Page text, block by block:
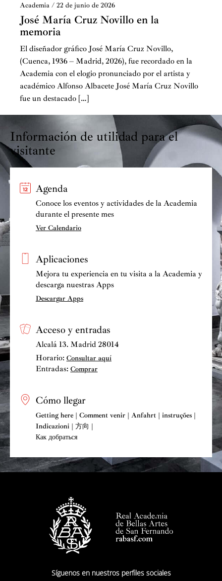
Academia / 22 de junio de 2026
José María Cruz Novillo en la
memoria
El diseñador gráfico José María Cruz Novillo,
(Cuenca, 1936 – Madrid, 2026), fue recordado en la
Academia con el elogio pronunciado por el artista y
académico Alfonso Albacete José María Cruz Novillo
fue un destacado […]
Información de utilidad para el
visitante
Agenda
Conoce los eventos y actividades de la Academia
durante el presente mes
Ver Calendario
Aplicaciones
Mejora tu experiencia en tu visita a la Academia y
descarga nuestras Apps
Descargar Apps
Acceso y entradas
Alcalá 13. Madrid 28014
Horario: Consultar aquí
Entradas: Comprar
Cómo llegar
Getting here | Comment venir | Anfahrt | instruções |
Indicazioni | 方向 |
Как добраться
Síguenos en nuestros perfiles sociales